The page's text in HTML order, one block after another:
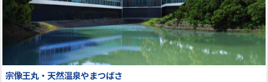
宗像王丸・天然温泉やまつばさ